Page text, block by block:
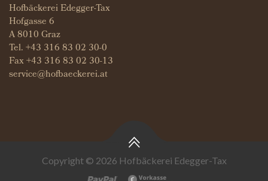
Hofbäckerei Edegger-Tax
Hofgasse 6
A 8010 Graz
Tel.+43 316 83 02 30-0
Fax +43 316 83 02 30-13
service@hofbaeckerei.at
Copyright © 2026 Hofbäckerei Edegger-Tax